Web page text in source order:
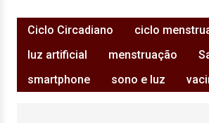
Ciclo Circadiano ciclo
luz artificial
menstruação
smartphone
sono e luz